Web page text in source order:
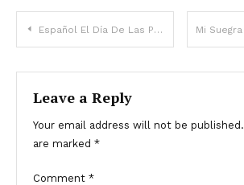
Español El Día De Las Profesiones, Un Profesor Ve A Su Esposa “Muerta” Llegar Con Un Nuevo Hijo — Historia Del Día
Leave a Reply
Your email address will not be published.
are marked *
Comment *